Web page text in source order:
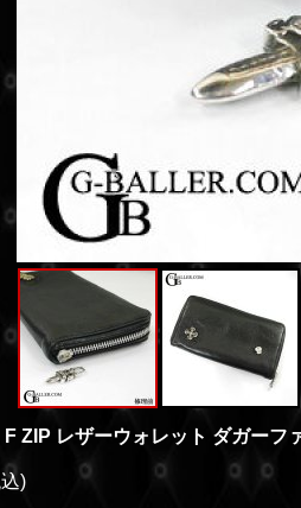
ZIP レザーウォレット ダガーフ
)